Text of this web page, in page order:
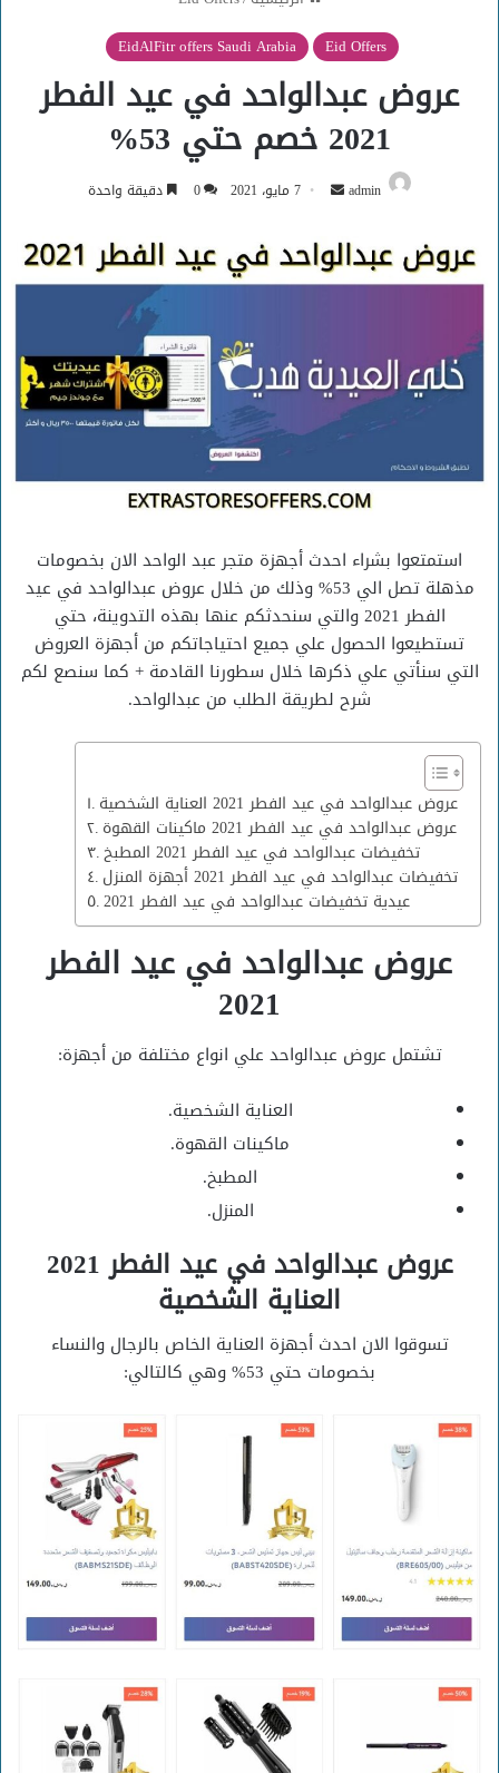
Eid Offers
EidAlFitr offers Saudi Arabia
عروض عبدالواحد في عيد الفطر
2021 خصم حتي 53%
admin
أرسل
إلكترونيا
7 مايو، 2021 0 دقيقة واحدة
استمتعوا بشراء احدث أجهزة متجر عبد الواحد الان بخصومات
مذهلة تصل الي 53% وذلك من خلال عروض عبدالواحد في عيد
الفطر 2021 والتي سنحدثكم عنها بهذه التدوينة، حتي
تستطيعوا الحصول علي جميع احتياجاتكم من أجهزة العروض
التي سنأتي علي ذكرها خلال سطورنا القادمة + كما سنصع لكم
شرح لطريقة الطلب من عبدالواحد.
عروض عبدالواحد في عيد الفطر 2021 العناية الشخصية
عروض عبدالواحد في عيد الفطر 2021 ماكينات القهوة
تخفيضات عبدالواحد في عيد الفطر 2021 المطبخ
تخفيضات عبدالواحد في عيد الفطر 2021 أجهزة المنزل
عيدية تخفيضات عبدالواحد في عيد الفطر 2021
عروض عبدالواحد في عيد الفطر
2021
تشتمل عروض عبدالواحد علي انواع مختلفة من أجهزة:
العناية الشخصية.
ماكينات القهوة.
المطبخ.
المنزل.
عروض عبدالواحد في عيد الفطر 2021
العناية الشخصية
تسوقوا الان احدث أجهزة العناية الخاص بالرجال والنساء
بخصومات حتي 53% وهي كالتالي: